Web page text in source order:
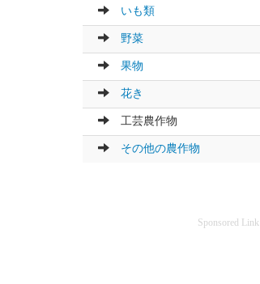
いも類
野菜
果物
花き
工芸農作物
その他の農作物
Sponsored Link